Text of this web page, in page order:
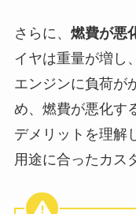
さらに、 燃費が悪
イヤは重量が増し
エンジンに負荷が
め、燃費が悪化す
デメリットを理解
用途に合ったカス